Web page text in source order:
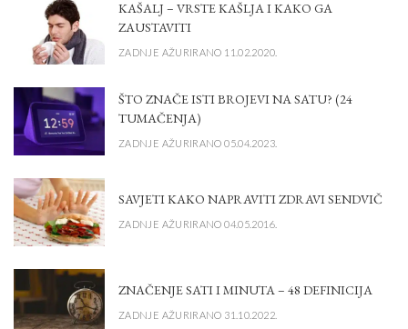
KAŠALJ – VRSTE KAŠLJA I KAKO GA
ZAUSTAVITI
ZADNJE AŽURIRANO 11.02.2020.
ŠTO ZNAČE ISTI BROJEVI NA SATU? (24
TUMAČENJA)
ZADNJE AŽURIRANO 05.04.2023.
SAVJETI KAKO NAPRAVITI ZDRAVI SENDVIČ
ZADNJE AŽURIRANO 04.05.2016.
ZNAČENJE SATI I MINUTA – 48 DEFINICIJA
ZADNJE AŽURIRANO 31.10.2022.